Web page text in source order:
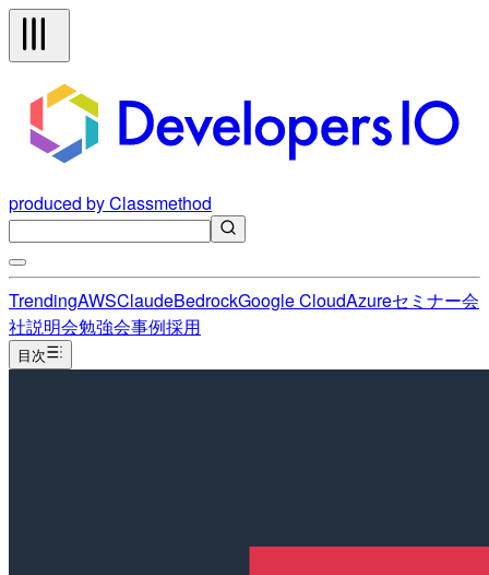
produced by Classmethod
TrendingAWSClaudeBedrockGoogle CloudAzureセミナー会
社説明会勉強会事例採用
目次